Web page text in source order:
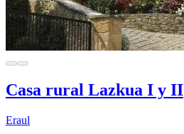
Casa rural Lazkua I y II
Eraul